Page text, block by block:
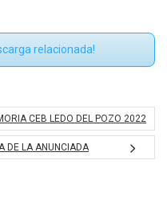
relacionada!
CEB LEDO DEL POZO 2022
DE LA ANUNCIADA